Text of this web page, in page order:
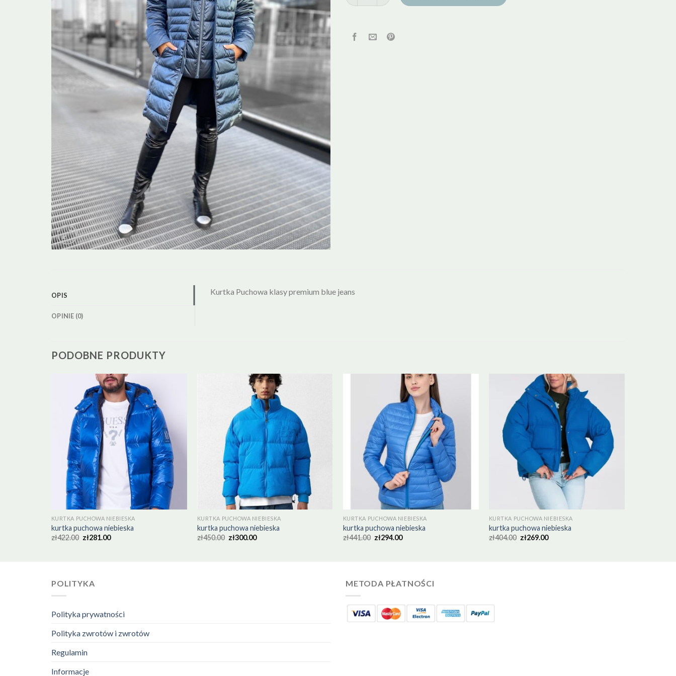
OPIS
OPINIE (0)
Kurtka Puchowa klasy premium blue jeans
PODOBNE PRODUKTY
KURTKA PUCHOWA NIEBIESKA
kurtka puchowa niebieska
zł422.00 zł281.00
KURTKA PUCHOWA NIEBIESKA
kurtka puchowa niebieska
zł450.00 zł300.00
KURTKA PUCHOWA NIEBIESKA
kurtka puchowa niebieska
zł441.00 zł294.00
KURTKA PUCHOWA NIEBIESKA
kurtka puchowa niebieska
zł404.00 zł269.00
POLITYKA
Polityka prywatności
Polityka zwrotów i zwrotów
Regulamin
Informacje
METODA PŁATNOŚCI